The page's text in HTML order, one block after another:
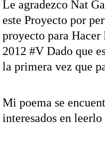
Le agradezco Nat
este Proyecto por
proyecto para
2012 #V Dado que
la primera vez que
Mi poema se
interesados en